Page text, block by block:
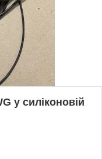
у силіконовій